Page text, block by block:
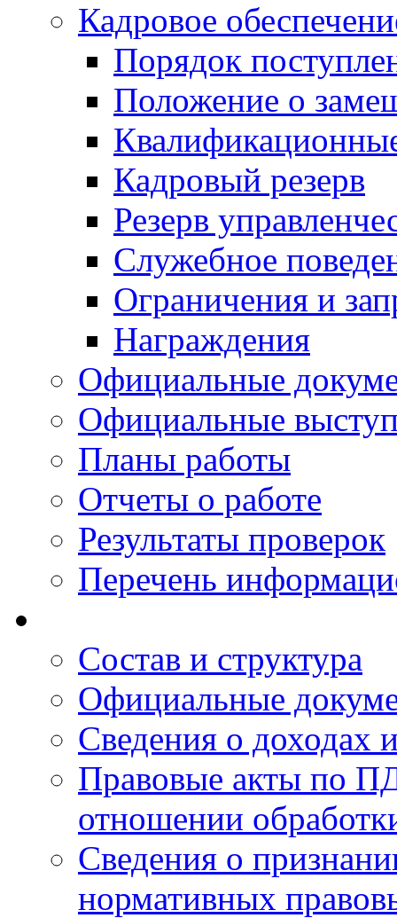
Кадровое
Порядок
Положение о
Кадровый резерв
Резерв
Служебное
Ограничения и
Награждения
Официальные
Официальные
Планы работы
Отчеты о работе
Результаты проверок
Перечень
Состав и структура
Официальные
Сведения о доходах
Правовые акты по
отношении
Сведения о
нормативных